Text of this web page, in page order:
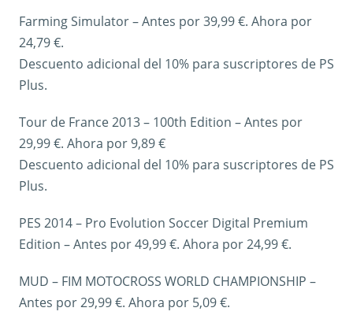
Farming Simulator – Antes por 39,99 €. Ahora por
24,79 €.
Descuento adicional del 10% para suscriptores de PS
Plus.
Tour de France 2013 – 100th Edition – Antes por
29,99 €. Ahora por 9,89 €
Descuento adicional del 10% para suscriptores de PS
Plus.
PES 2014 – Pro Evolution Soccer Digital Premium
Edition – Antes por 49,99 €. Ahora por 24,99 €.
MUD – FIM MOTOCROSS WORLD CHAMPIONSHIP –
Antes por 29,99 €. Ahora por 5,09 €.